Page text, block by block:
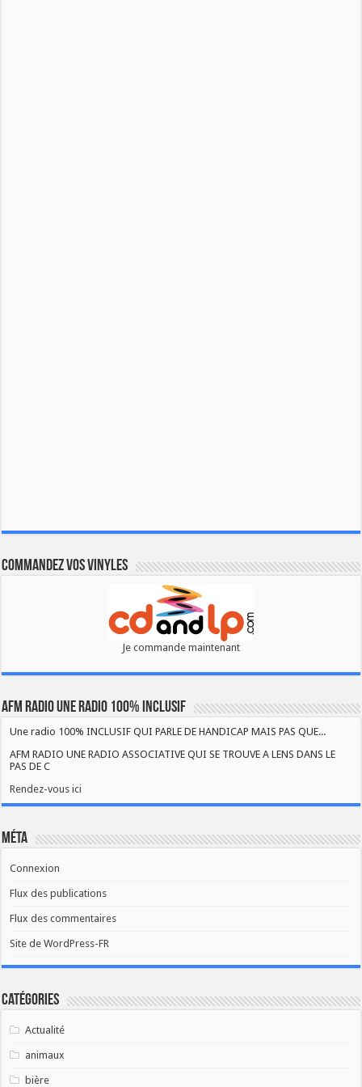
Commandez vos vinyles
Je commande maintenant
AFM RADIO UNE RADIO 100% INCLUSIF
Une radio 100% INCLUSIF QUI PARLE DE HANDICAP MAIS PAS QUE...
AFM RADIO UNE RADIO ASSOCIATIVE QUI SE TROUVE A LENS DANS LE
PAS DE C
Rendez-vous ici
Méta
Connexion
Flux des publications
Flux des commentaires
Site de WordPress-FR
Catégories
Actualité
animaux
bière